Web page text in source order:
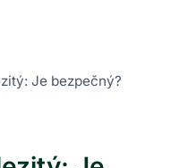
Je bezpečný?